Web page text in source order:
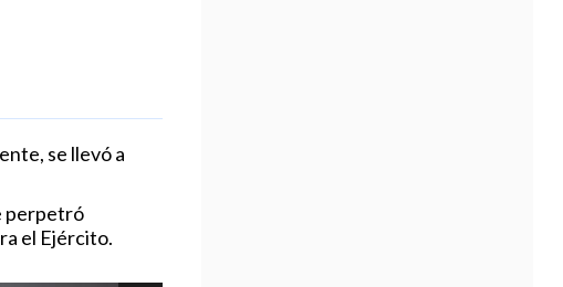
se llevó a
perpetró
el Ejército.